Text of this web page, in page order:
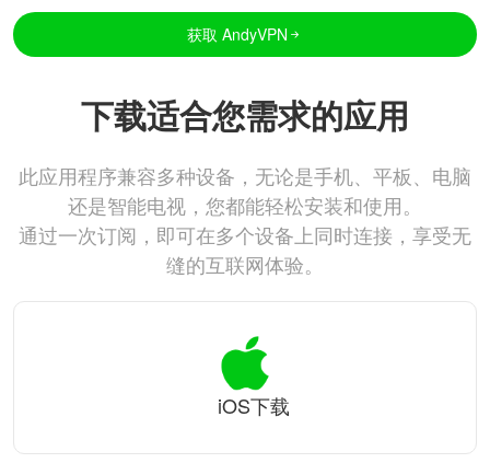
获取 AndyVPN
下载适合您需求的应用
此应用程序兼容多种设备，无论是手机、平板、电脑
还是智能电视，您都能轻松安装和使用。
通过一次订阅，即可在多个设备上同时连接，享受无
缝的互联网体验。
iOS下载